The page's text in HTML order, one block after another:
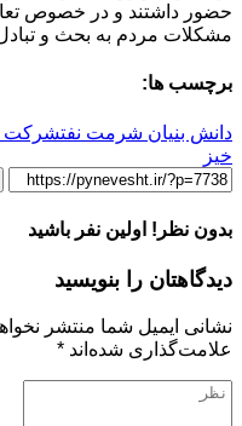
حضور داشتند و در خصوص
مشکلات مردم به بحث و تبادل
برچسب ها:
دانش بنیان شرمت نفتشرکت
خیز
بدون نظر! اولین نفر باشید
دیدگاهتان را بنویسید
نشانی ایمیل شما منتشر
علامت‌گذاری شده‌اند *